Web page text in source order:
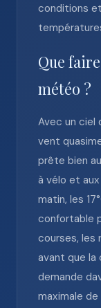
conditions
Que
météo ?
Avec un ciel
vent
prête bien
à vélo et
matin, les
confortable
courses, les
avant que la
demande
maximale